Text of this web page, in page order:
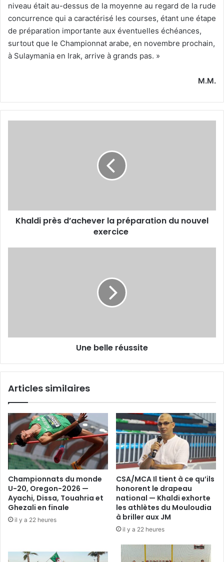
niveau était au-dessus de la moyenne au regard de la rude
concurrence qui a caractérisé les courses, étant une étape
de préparation importante aux éventuelles échéances,
surtout que le Championnat arabe, en novembre prochain,
à Sulaymania en Irak, arrive à grands pas. »
M.M.
Khaldi près d’achever la préparation du nouvel
exercice
Une belle réussite
Articles similaires
Championnats du monde
U-20, Oregon-2026 —
Ayachi, Dissa, Touahria et
Ghezali en finale
il y a 22 heures
CSA/MCA Il tient à ce qu’ils
honorent le drapeau
national — Khaldi exhorte
les athlètes du Mouloudia
à briller aux JM
il y a 22 heures